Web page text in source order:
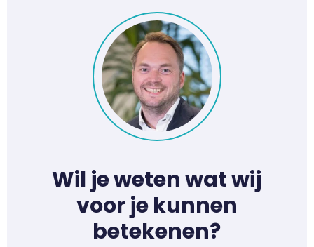
Wil je weten wat wij
voor je kunnen
betekenen?